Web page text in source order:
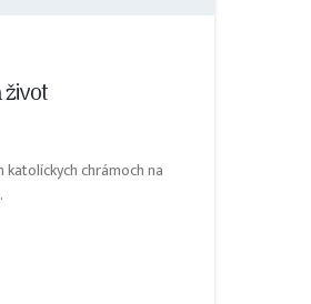
chrámoch na